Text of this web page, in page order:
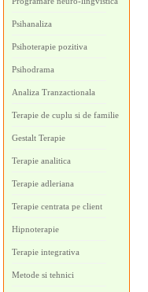
Psihanaliza
Psihoterapie pozitiva
Psihodrama
Analiza Tranzactionala
Terapie de cuplu si de familie
Gestalt Terapie
Terapie analitica
Terapie adleriana
Terapie centrata pe client
Hipnoterapie
Terapie integrativa
Metode si tehnici